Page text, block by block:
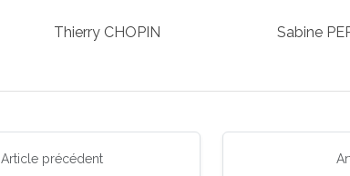
Thierry CHOPIN Sabine
Article précédent